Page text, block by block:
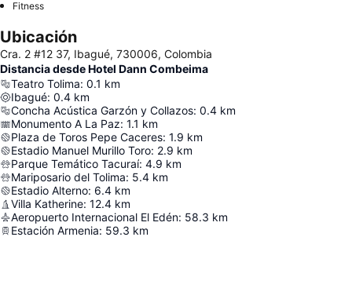
Fitness
Ubicación
Cra. 2 #12 37, Ibagué, 730006, Colombia
Distancia desde Hotel Dann Combeima
Teatro Tolima: 0.1 km
Ibagué: 0.4 km
Concha Acústica Garzón y Collazos: 0.4 km
Monumento A La Paz: 1.1 km
Plaza de Toros Pepe Caceres: 1.9 km
Estadio Manuel Murillo Toro: 2.9 km
Parque Temático Tacuraí: 4.9 km
Mariposario del Tolima: 5.4 km
Estadio Alterno: 6.4 km
Villa Katherine: 12.4 km
Aeropuerto Internacional El Edén: 58.3 km
Estación Armenia: 59.3 km